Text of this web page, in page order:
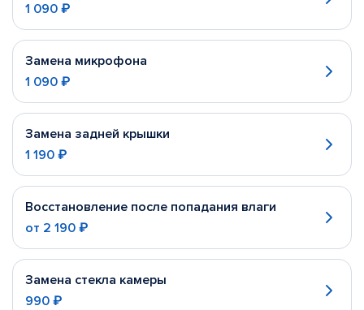
1 090 ₽
Замена микрофона
1 090 ₽
Замена задней крышки
1 190 ₽
Восстановление после попадания влаги
от 2 190 ₽
Замена стекла камеры
990 ₽